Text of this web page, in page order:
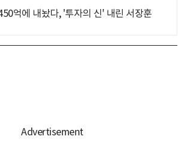
억에 내놨다, '투자의 신' 내린 서장훈